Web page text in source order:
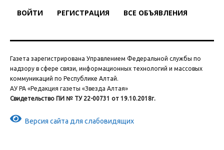
ВОЙТИ РЕГИСТРАЦИЯ ВСЕ ОБЪЯВЛЕНИЯ
Газета зарегистрирована Управлением Федеральной службы по
надзору в сфере связи, информационных технологий и массовых
коммуникаций по Республике Алтай.
АУ РА «Редакция газеты «Звезда Алтая»
Свидетельство ПИ № ТУ 22-00731 от 19.10.2018г.
Версия сайта для слабовидящих